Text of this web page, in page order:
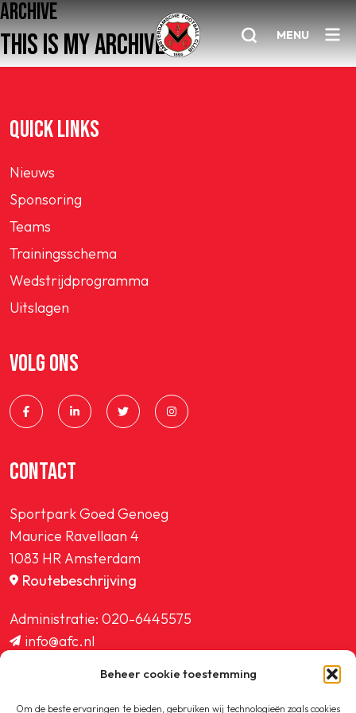
Beheer cookie toestemming
Om de beste ervaringen te bieden, gebruiken wij technologieën zoals cookies
MENU
Home
Teams
Jeugd
Senioren
Clubinfo
Nieuwsoverzicht
SPORTPARK GOED GENOEG
LIDMAATSCHAP
ARCHIVE
THIS IS MY ARCHIVE
QUICK LINKS
Nieuws
Sponsoring
Teams
Trainingsschema
Wedstrijdprogramma
Uitslagen
VOLG ONS
CONTACT
Sportpark Goed Genoeg
Maurice Ravellaan 4
1083 HR Amsterdam
Routebeschrijving
Administratie: 020-6445575
info@afc.nl
ledenadministratie@afc.nl